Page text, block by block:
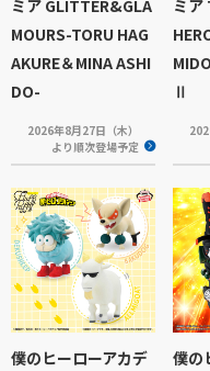
ミア GLITTER&GLA
MOURS-TORU HAG
AKURE＆MINA ASHI
DO-
2026年8月27日（木）
より順次登場予定
ミア
Ⅱ
僕のヒーローアカデ
僕の